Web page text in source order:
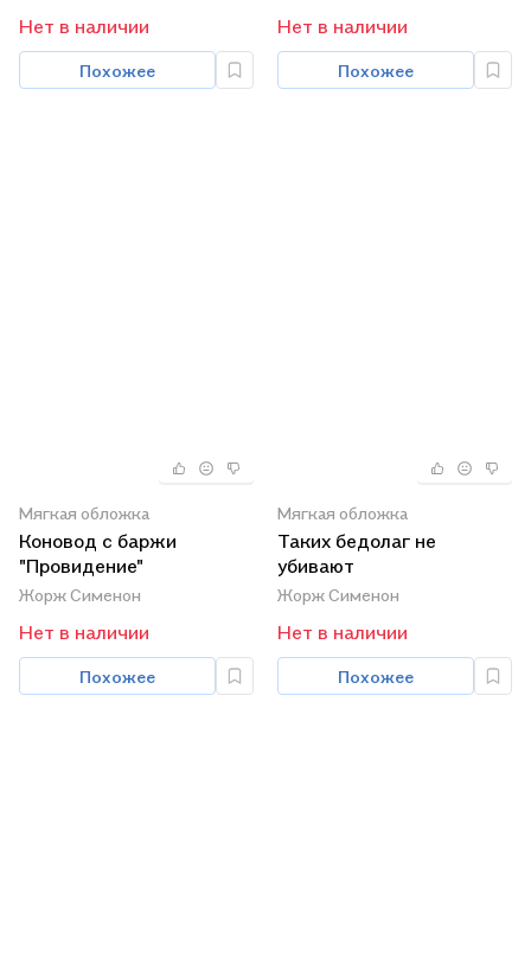
Нет в наличии
Похожее
Нет в наличии
Похожее
Мягкая обложка
Коновод с баржи
"Провидение"
Жорж Сименон
Нет в наличии
Похожее
Мягкая обложка
Таких бедолаг не
убивают
Жорж Сименон
Нет в наличии
Похожее